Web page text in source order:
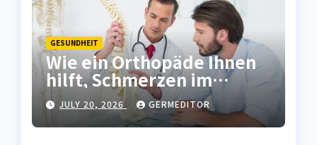
GESUNDHEIT
Wie ein Orthopäde Ihnen
hilft, Schmerzen im
Bewegungsapparat
langfristig zu lindern
JULY 20, 2026 GERMEDITOR